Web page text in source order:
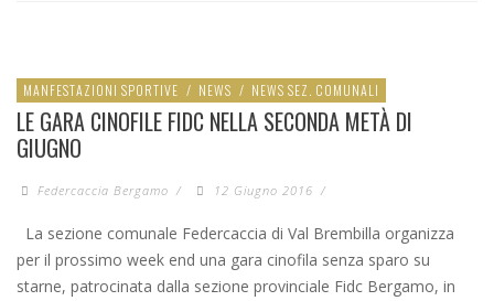
MANFESTAZIONI SPORTIVE / NEWS / NEWS SEZ. COMUNALI
LE GARA CINOFILE FIDC NELLA SECONDA METÀ DI
GIUGNO
Federcaccia Bergamo / 12 Giugno 2016 /
La sezione comunale Federcaccia di Val Brembilla organizza
per il prossimo week end una gara cinofila senza sparo su
starne, patrocinata dalla sezione provinciale Fidc Bergamo, in